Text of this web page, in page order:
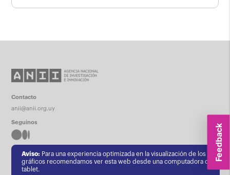
Aviso: Para una experiencia optimizada en la visualización de los
gráficos recomendamos ver esta web desde una computadora o
tablet.
Feedback
Apoya
Contacto
anii@anii.org.uy
Seguinos